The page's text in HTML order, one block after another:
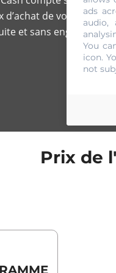
de votre or en
et sans
Prix de
ads
audio,
You
icon.
not